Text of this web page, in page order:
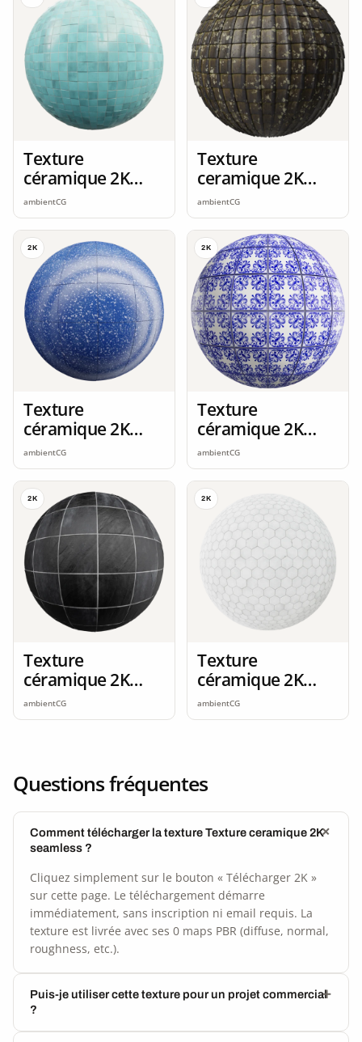
Texture
céramique 2K
seamless
ambientCG
Texture
ceramique 2K
seamless
ambientCG
2K
Texture
céramique 2K
seamless
ambientCG
2K
Texture
céramique 2K
seamless
ambientCG
2K
Texture
céramique 2K
seamless
ambientCG
2K
Texture
céramique 2K
seamless
ambientCG
Questions fréquentes
Comment télécharger la texture Texture ceramique 2K
seamless ?
Cliquez simplement sur le bouton « Télécharger 2K »
sur cette page. Le téléchargement démarre
immédiatement, sans inscription ni email requis. La
texture est livrée avec ses 0 maps PBR (diffuse, normal,
roughness, etc.).
Puis-je utiliser cette texture pour un projet commercial
?